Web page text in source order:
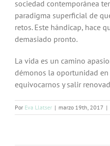
sociedad contemporánea
paradigma superficial de
retos. Este hándicap, hace
demasiado pronto.
La vida es un camino
démonos la oportunidad
equivocarnos y salir
Por Eva Llatser | marzo 19th, 2017 |